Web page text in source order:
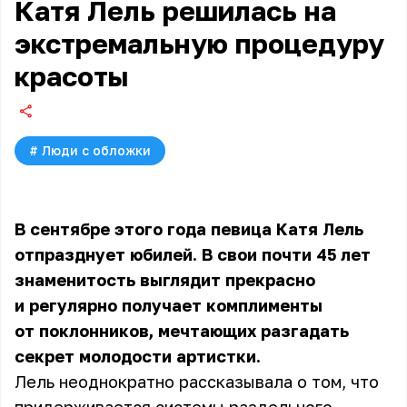
Катя Лель решилась на
экстремальную процедуру
красоты
# Люди с обложки
В сентябре этого года певица Катя Лель
отпразднует юбилей. В свои почти 45 лет
знаменитость выглядит прекрасно
и регулярно получает комплименты
от поклонников, мечтающих разгадать
секрет молодости артистки.
Лель неоднократно рассказывала о том, что